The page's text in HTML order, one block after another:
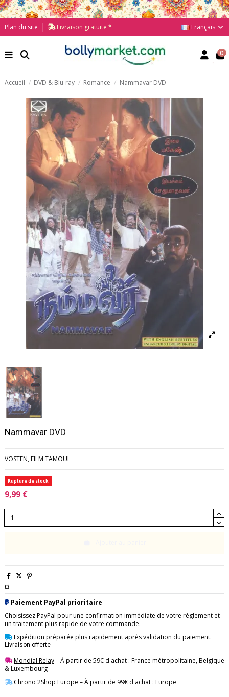
Plan du site Livraison gratuite * Français
0
Accueil DVD & Blu-ray Romance Nammavar DVD
Nammavar DVD
VOSTEN, FILM TAMOUL
Rupture de stock
9,99 €
¤
Paiement PayPal prioritaire
Choisissez PayPal pour une confirmation immédiate de votre règlement et
un traitement plus rapide de votre commande.
Expédition préparée plus rapidement après validation du paiement.
Livraison offerte
Mondial Relay– À partir de 59€ d'achat : France métropolitaine, Belgique
& Luxembourg
Chrono 2Shop Europe – À partir de 99€ d'achat : Europe